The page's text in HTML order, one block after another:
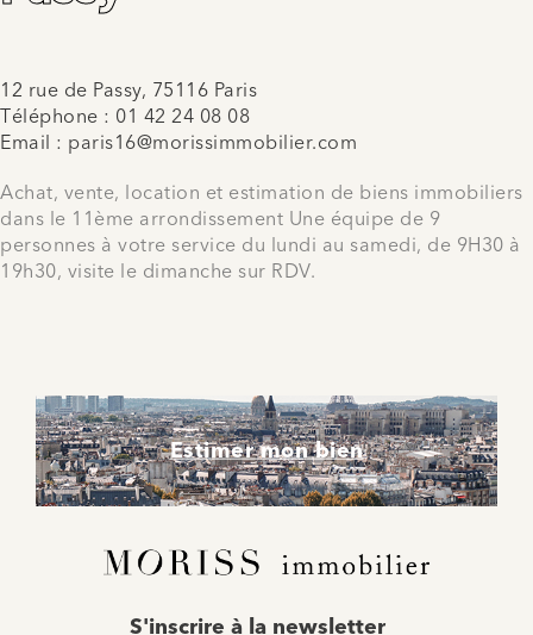
12 rue de Passy, 75116 Paris
Téléphone : 01 42 24 08 08
Email : paris16@morissimmobilier.com
Achat, vente, location et estimation de biens immobiliers
dans le 11ème arrondissement Une équipe de 9
personnes à votre service du lundi au samedi, de 9H30 à
19h30, visite le dimanche sur RDV.
Estimer mon bien
S'inscrire à la newsletter